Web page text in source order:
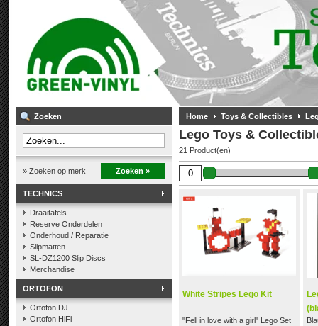
Zoeken
» Zoeken op merk Zoeken »
TECHNICS
Draaitafels
Reserve Onderdelen
Onderhoud / Reparatie
Slipmatten
SL-DZ1200 Slip Discs
Merchandise
ORTOFON
Ortofon DJ
Ortofon HiFi
Home Toys & Collectibles
Lego Toys &
21 Product(en)
White Stripes Lego Kit
"Fell in love with a girl" Lego Set